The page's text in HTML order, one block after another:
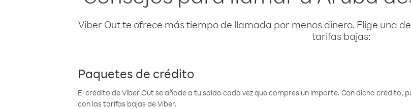
Viber Out te ofrece más tiempo de llamada por menos dinero. Elige una
tarifas bajas:
Paquetes de crédito
El crédito de Viber Out se añade a tu saldo cada vez que compres un importe. Con dicho crédito,
con las tarifas bajas de Viber.